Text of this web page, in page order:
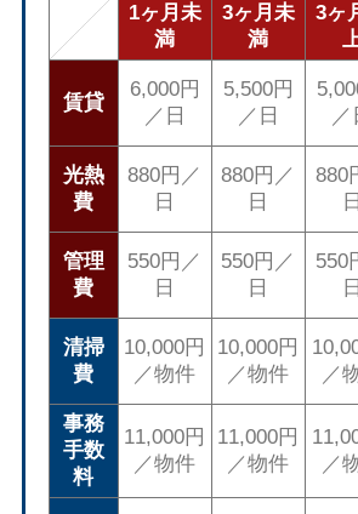
1ヶ月未
満
3ヶ月未
満
3ヶ
賃貸
6,000円
／日
5,500円
／日
／
光熱
費
880円／
日
880円／
日
880
日
管理
費
550円／
日
550円／
日
550
日
清掃
費
10,000円
／物件
10,000円
／物件
／
事務
手数
料
11,000円
／物件
11,000円
／物件
／